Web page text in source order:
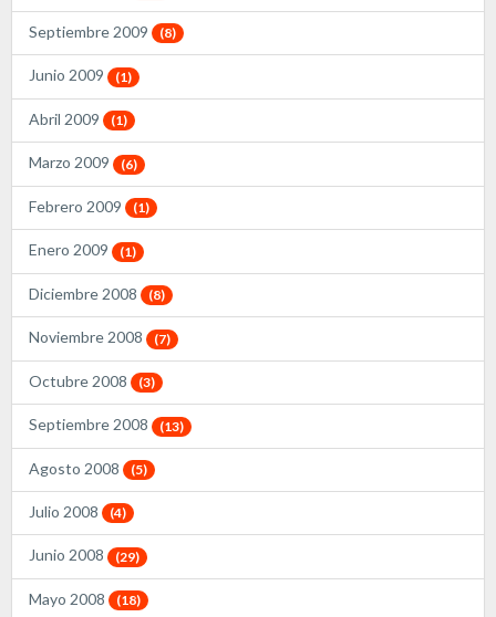
Septiembre 2009 (8)
Junio 2009 (1)
Abril 2009 (1)
Marzo 2009 (6)
Febrero 2009 (1)
Enero 2009 (1)
Diciembre 2008 (8)
Noviembre 2008 (7)
Octubre 2008 (3)
Septiembre 2008 (13)
Agosto 2008 (5)
Julio 2008 (4)
Junio 2008 (29)
Mayo 2008 (18)